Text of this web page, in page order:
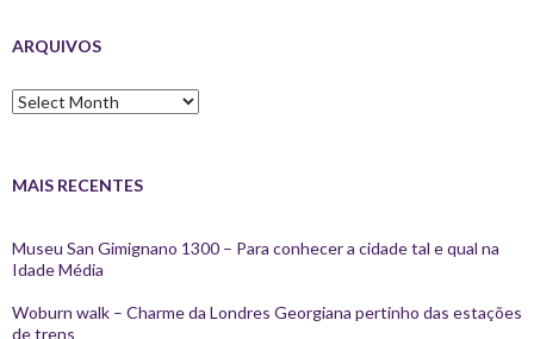
ARQUIVOS
Arquivos
MAIS RECENTES
Museu San Gimignano 1300 – Para conhecer a cidade tal e qual na
Idade Média
Woburn walk – Charme da Londres Georgiana pertinho das estações
de trens